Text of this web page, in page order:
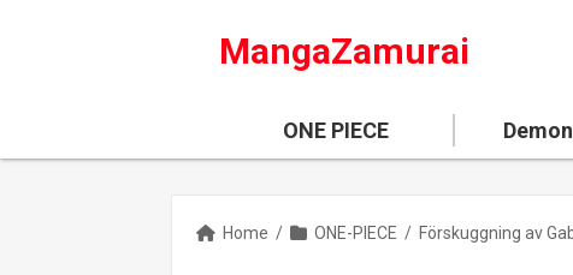
MangaZamurai
ONE PIECE
Home / ONE-PIECE /